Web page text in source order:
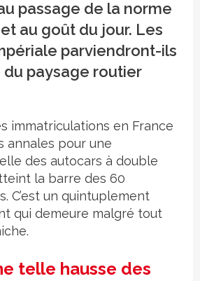
passage de la norme
au goût du jour. Les
parviendront-ils
paysage routier
immatriculations en France
annales pour une
des autocars à double
la barre des 60
C’est un quintuplement
qui demeure malgré tout
telle hausse des